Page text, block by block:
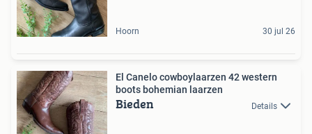
Hoorn 30 jul 26
El Canelo cowboylaarzen 42 western
boots bohemian laarzen
Bieden Details